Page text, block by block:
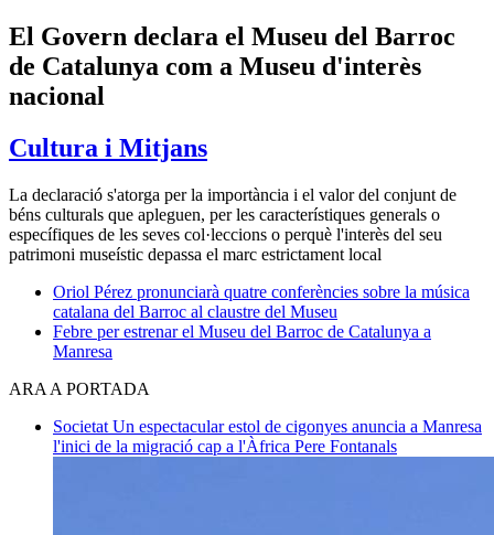
El Govern declara el Museu del Barroc
de Catalunya com a Museu d'interès
nacional
Cultura i Mitjans
La declaració s'atorga per la importància i el valor del conjunt de
béns culturals que apleguen, per les característiques generals o
específiques de les seves col·leccions o perquè l'interès del seu
patrimoni museístic depassa el marc estrictament local
Oriol Pérez pronunciarà quatre conferències sobre la música
catalana del Barroc al claustre del Museu
Febre per estrenar el Museu del Barroc de Catalunya a
Manresa
ARA A PORTADA
Societat Un espectacular estol de cigonyes anuncia a Manresa
l'inici de la migració cap a l'Àfrica Pere Fontanals